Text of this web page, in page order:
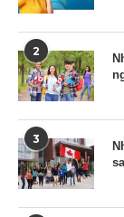
2
3